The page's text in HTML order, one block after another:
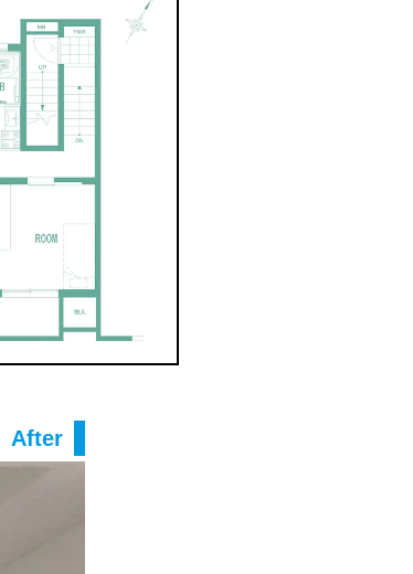
After